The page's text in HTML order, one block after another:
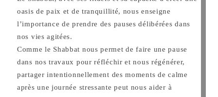
oasis de paix et de tranquillité, nous enseigne
l’importance de prendre des pauses délibérées dans
nos vies agitées.
Comme le Shabbat nous permet de faire une pause
dans nos travaux pour réfléchir et nous régénérer,
partager intentionnellement des moments de calme
après une journée stressante peut nous aider à